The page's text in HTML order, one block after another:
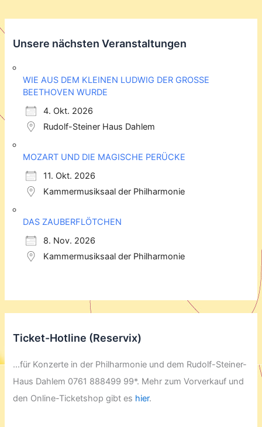
Unsere nächsten Veranstaltungen
WIE AUS DEM KLEINEN LUDWIG DER GROSSE
BEETHOVEN WURDE
4. Okt. 2026
Rudolf-Steiner Haus Dahlem
MOZART UND DIE MAGISCHE PERÜCKE
11. Okt. 2026
Kammermusiksaal der Philharmonie
DAS ZAUBERFLÖTCHEN
8. Nov. 2026
Kammermusiksaal der Philharmonie
Ticket-Hotline (Reservix)
...für Konzerte in der Philharmonie und dem Rudolf-Steiner-
Haus Dahlem 0761 888499 99*. Mehr zum Vorverkauf und
den Online-Ticketshop gibt es hier.